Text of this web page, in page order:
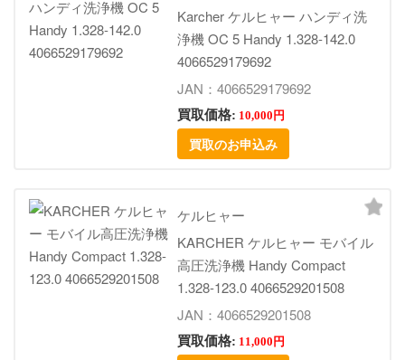
Karcher ケルヒャー ハンディ洗
浄機 OC 5 Handy 1.328-142.0
4066529179692
JAN：4066529179692
買取価格: 10,000円
買取のお申込み
ケルヒャー
KARCHER ケルヒャー モバイル
高圧洗浄機 Handy Compact
1.328-123.0 4066529201508
JAN：4066529201508
買取価格: 11,000円